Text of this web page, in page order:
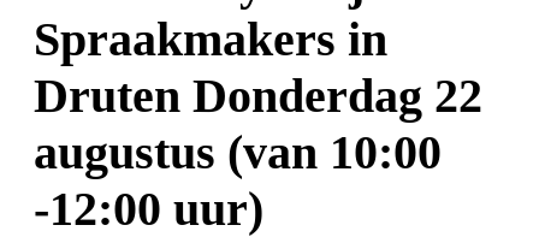
Spraakmakers in
Druten Donderdag 22
augustus (van 10:00
-12:00 uur)